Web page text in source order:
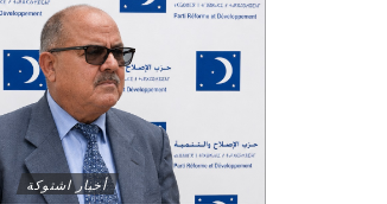
أخبار اشتوكة